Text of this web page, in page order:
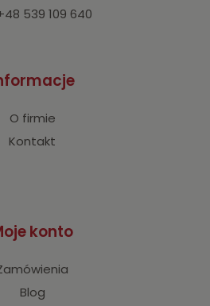
539 109 640
O firmie
Kontakt
konto
Blog